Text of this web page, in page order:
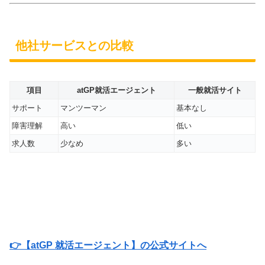
他社サービスとの比較
項目 atGP就活エージェント
一般就活サイト
サポート
マンツーマン
基本なし
障害理解
高い
低い
求人数
少なめ 多い
👉【atGP 就活エージェント】の公式サイトへ